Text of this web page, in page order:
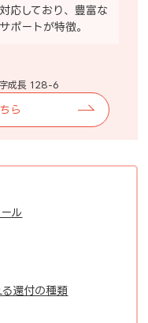
応しており、豊富な
ポートが特徴。
成長 128-6
ら
ル
還付の種類